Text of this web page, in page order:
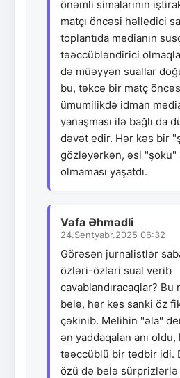
önəmli simalarının
matçı öncəsi həlledici
toplantıda medianın
təəccübləndirici olmaqla
də müəyyən suallar
bu, təkcə bir matç
ümumilikdə idman
yanaşması ilə bağlı da
dəvət edir. Hər kəs bir
gözləyərkən, əsl "şoku"
olmaması yaşatdı.
Vəfa Əhmədli
24.Sentyabr.2025 06:32
Görəsən jurnalistlər
özləri-özləri sual verib
cavablandıracaqlar? Bu
belə, hər kəs sanki öz
çəkinib. Melihin "əla"
ən yaddaqalan anı
təəccüblü bir tədbir idi.
özü də belə sürprizlərlə